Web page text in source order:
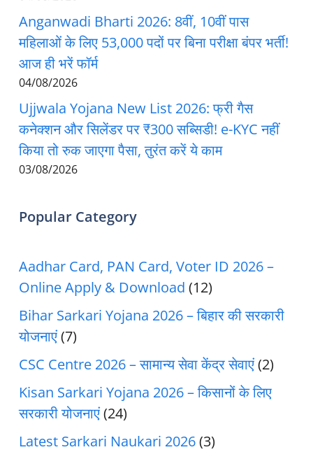
Anganwadi Bharti 2026: 8वीं, 10वीं पास
महिलाओं के लिए 53,000 पदों पर बिना परीक्षा बंपर भर्ती!
आज ही भरें फॉर्म
04/08/2026
Ujjwala Yojana New List 2026: फ्री गैस
कनेक्शन और सिलेंडर पर ₹300 सब्सिडी! e-KYC नहीं
किया तो रुक जाएगा पैसा, तुरंत करें ये काम
03/08/2026
Popular Category
Aadhar Card, PAN Card, Voter ID 2026 –
Online Apply & Download (12)
Bihar Sarkari Yojana 2026 – बिहार की सरकारी
योजनाएं(7)
CSC Centre 2026 – सामान्य सेवा केंद्र सेवाएं(2)
Kisan Sarkari Yojana 2026 – किसानों के लिए
सरकारी योजनाएं(24)
Latest Sarkari Naukari 2026(3)